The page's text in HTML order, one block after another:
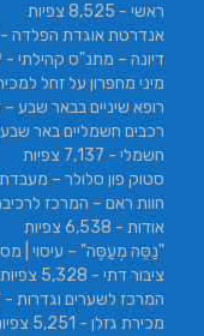
ראשי - 8,525 צפיות
אנדרטת אוגדת הפלדה - 8,249 צפיות
דיונה – מתנ"ס קהילתי - 7,739 צפיות
מיני מחפרון על זחל
רופא שיניים בבאר שבע –
רכבים חשמליים באר
חשמלי - 7,137 צפיות
סטוק פון סלולר –
חוות ראם – המרכז
אודות - 6,538 צפיות
"נַסֵּה מְעַסֶּה" – עיסוי |
ציבור דתי - 5,328 צפיות
המרכז לשערים וגדרות - 5,297 צפיות
מכירת גזלן - 5,251 צפיות